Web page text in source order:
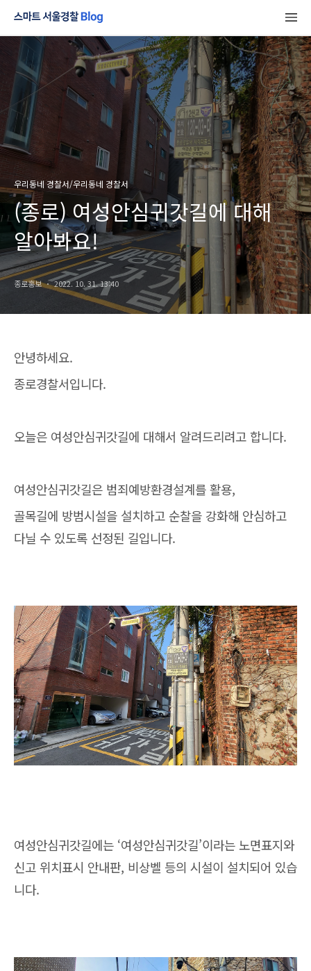
우리동네 경찰서/우리동네 경찰서
(종로) 여성안심귀갓길에 대해
알아봐요!
종로홍보 2022. 10. 31. 13:40
안녕하세요.
종로경찰서입니다.
오늘은 여성안심귀갓길에 대해서 알려드리려고 합니다.
여성안심귀갓길은 범죄예방환경설계를 활용,
골목길에 방범시설을 설치하고 순찰을 강화해 안심하고
다닐 수 있도록 선정된 길입니다.
여성안심귀갓길에는 ‘여성안심귀갓길’이라는 노면표지와
신고 위치표시 안내판, 비상벨 등의 시설이 설치되어 있습
니다.